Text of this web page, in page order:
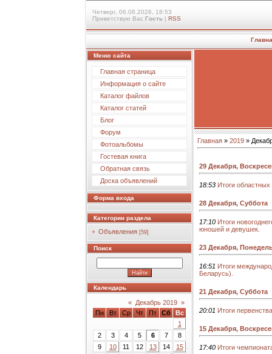
Четверг, 06.08.2026, 18:53
Приветствую Вас Гость | RSS
Меню сайта
Главная страница
Информация о сайте
Каталог файлов
Каталог статей
Блог
Форум
Фотоальбомы
Гостевая книга
Обратная связь
Доска объявлений
Форма входа
Категории раздела
Объявления [59]
Поиск
Календарь
« Декабрь 2019 »
Пн
Вт Ср Чт Пт Сб
Вс
1
2
3 4 5 6 7
8
9
10 11 12 13 14
15
Главная » 2019 »
29 Декабря,
18:53 Итоги
28 Декабря, Суббота
17:10 Итоги
юношей и девушек.
23 Декабря,
16:51 Итоги
Беларусь).
21 Декабря, Суббота
20:01 Итоги
15 Декабря,
17:40 Итоги